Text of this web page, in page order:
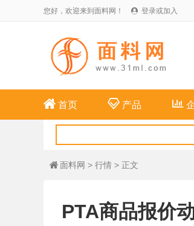
您好，欢迎来到面料网！  登录或加入
 首页 产品 
 面料网 > 行情 > 正文
PTA商品报价